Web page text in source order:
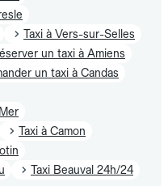
Taxi à Vers-sur-Selles
un taxi à Amiens
un taxi à Candas
Taxi à Camon
Taxi Beauval 24h/24